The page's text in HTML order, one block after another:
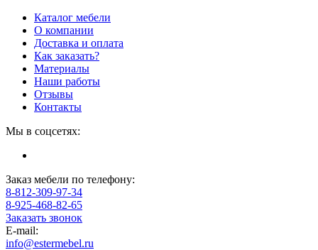
Каталог мебели
О компании
Доставка и оплата
Как заказать?
Материалы
Наши работы
Отзывы
Контакты
Мы в соцсетях:
Заказ мебели по телефону:
8-812-309-97-34
8-925-468-82-65
Заказать звонок
E-mail:
info@estermebel.ru